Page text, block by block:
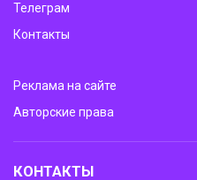
Телеграм
Контакты
Реклама на сайте
Авторские права
КОНТАКТЫ